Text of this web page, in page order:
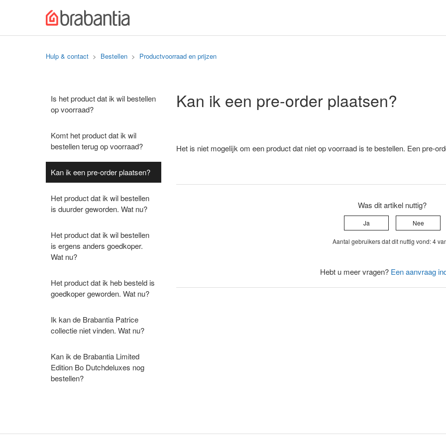
Hulp & contact Bestellen Productvoorraad en prijzen
Is het product dat ik wil bestellen
op voorraad?
Komt het product dat ik wil
bestellen terug op voorraad?
Kan ik een pre-order plaatsen?
Het product dat ik wil bestellen
is duurder geworden. Wat nu?
Het product dat ik wil bestellen
is ergens anders goedkoper.
Wat nu?
Het product dat ik heb besteld is
goedkoper geworden. Wat nu?
Ik kan de Brabantia Patrice
collectie niet vinden. Wat nu?
Kan ik de Brabantia Limited
Edition Bo Dutchdeluxes nog
bestellen?
Kan ik een pre-order plaatsen?
Het is niet mogelijk om een product dat niet op voorraad is te bestellen. Een pre-
Was dit artikel nuttig?
Ja Nee
Aantal gebruikers dat dit nuttig vond: 4
Hebt u meer vragen? Een aanvraag